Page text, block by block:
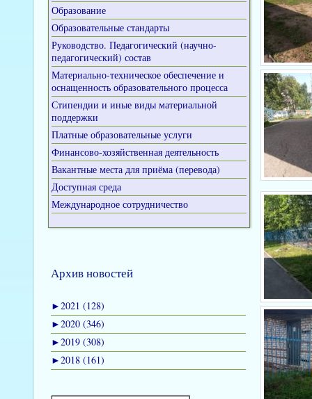
Образование
Образовательные стандарты
Руководство. Педагогический (научно-
педагогический) состав
Материально-техническое обеспечение и
оснащенность образовательного процесса
Стипендии и иные виды материальной
поддержки
Платные образовательные услуги
Финансово-хозяйственная деятельность
Вакантные места для приёма (перевода)
Доступная среда
Международное сотрудничество
Архив новостей
►2021 (128)
►2020 (346)
►2019 (308)
►2018 (161)